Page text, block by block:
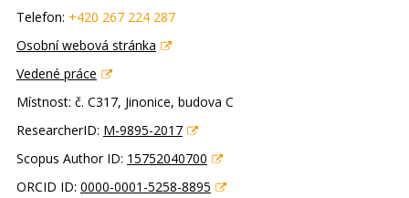
Telefon: +420 267 224 287
Osobní webová stránka
Vedené práce
Místnost: č. C317, Jinonice, budova C
ResearcherID: M-9895-2017
Scopus Author ID: 15752040700
ORCID ID: 0000-0001-5258-8895